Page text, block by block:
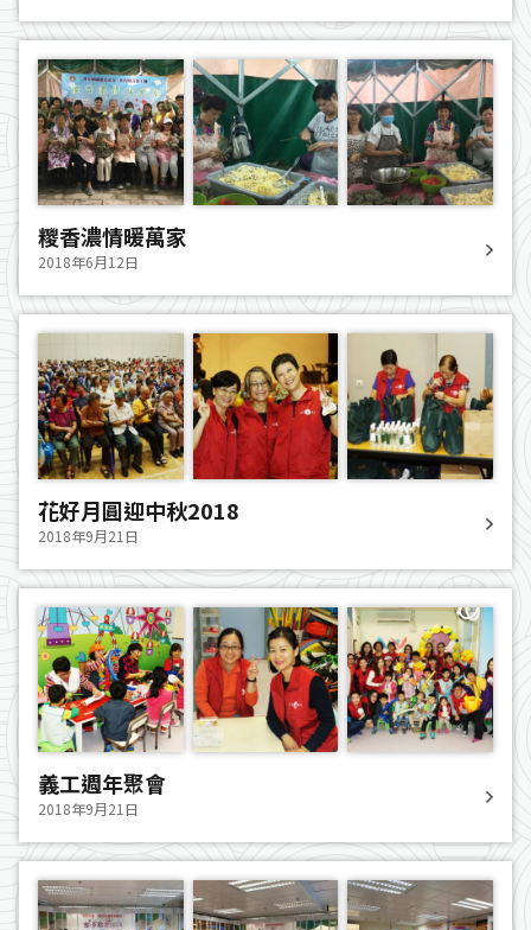
糭香濃情暖萬家
2018年6月12日
花好月圓迎中秋2018
2018年9月21日
義工週年聚會
2018年9月21日